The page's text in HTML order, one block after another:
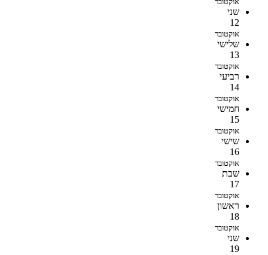
שני
12
אוקטובר
שלישי
13
אוקטובר
רביעי
14
אוקטובר
חמישי
15
אוקטובר
שישי
16
אוקטובר
שבת
17
אוקטובר
ראשון
18
אוקטובר
שני
19